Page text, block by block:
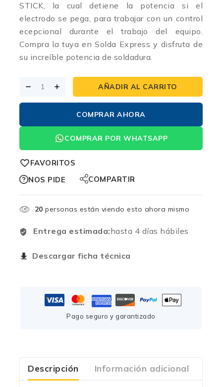
STICK, la cual detiene la potencia si el
electrodo se pega, para trabajar con un control
ecepcional durante el trabajo del equipo.
Compra la tuya en Solda Express y disfruta de
su increíble potencia de soldadura.
AÑADIR AL CARRITO
COMPRAR AHORA
COMPRAR POR WHATSAPP
FAVORITOS
NOS PIDE
COMPARTIR
20 personas están viendo esto ahora mismo
Entrega estimada:hasta 4 días hábiles
Descargar ficha técnica
Pago seguro y garantizado
Descripción Información adicional